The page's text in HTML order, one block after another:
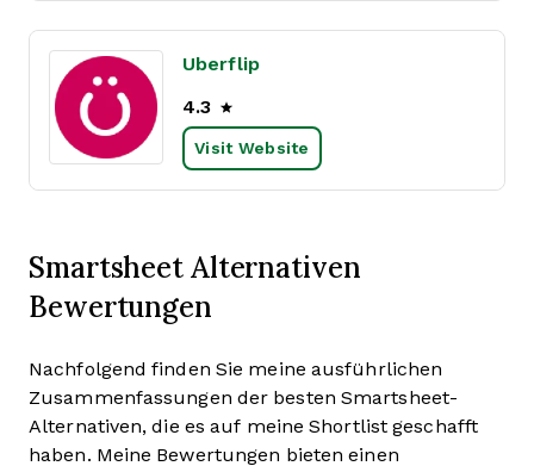
Uberflip
4.3
Visit Website
Smartsheet Alternativen
Bewertungen
Nachfolgend finden Sie meine ausführlichen
Zusammenfassungen der besten Smartsheet-
Alternativen, die es auf meine Shortlist geschafft
haben. Meine Bewertungen bieten einen